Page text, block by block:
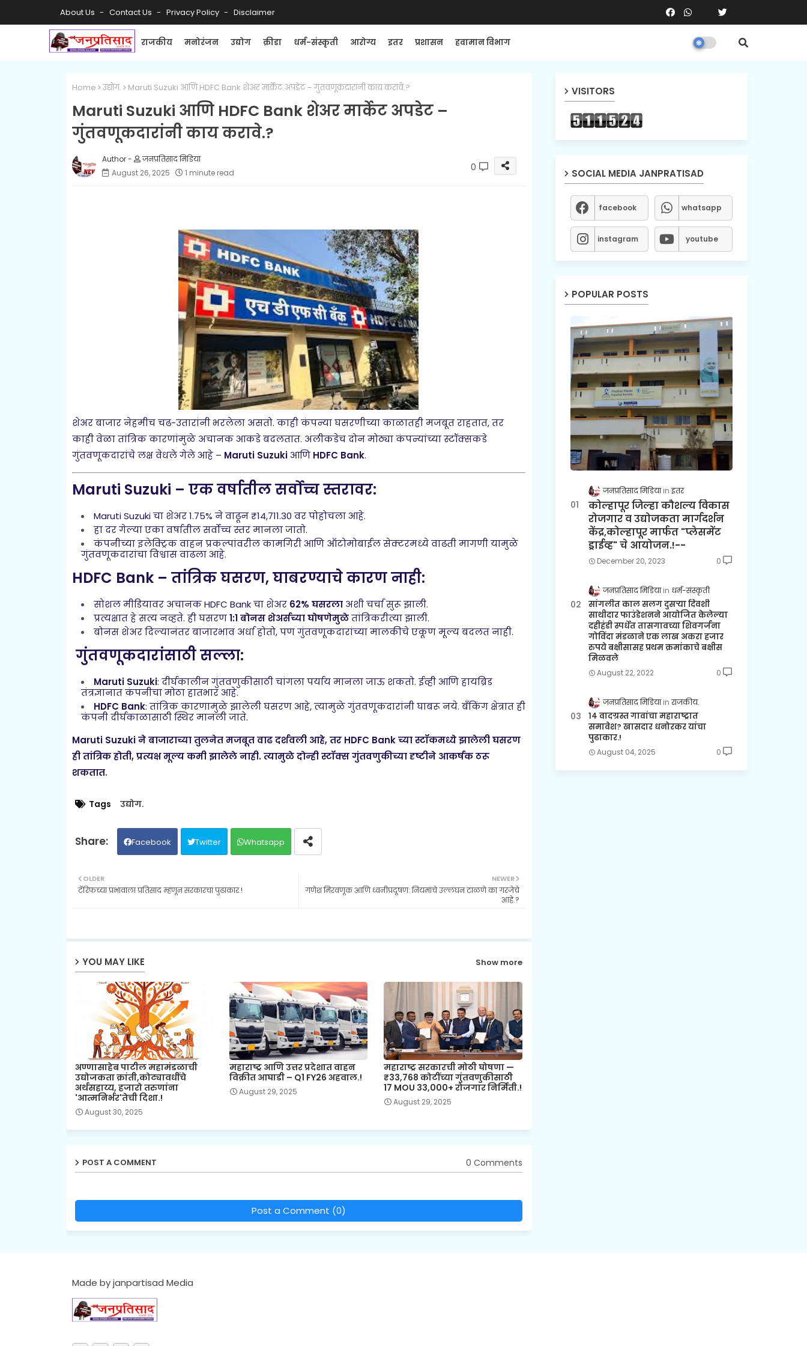
About Us Contact Us Privacy Policy Disclaimer
राजकीय मनोरंजन उद्योग क्रीडा धर्म-संस्कृती आरोग्य इतर प्रशासन हवामान विभाग
Home उद्योग. Maruti Suzuki आणि HDFC Bank शेअर मार्केट अपडेट – गुंतवणूकदारांनी काय करावे.?
Maruti Suzuki आणि HDFC Bank शेअर मार्केट अपडेट –
गुंतवणूकदारांनी काय करावे.?
जनप्रतिसाद मिडिया
August 26, 2025
1 minute read 0
शेअर बाजार नेहमीच चढ-उतारांनी भरलेला असतो. काही कंपन्या घसरणीच्या काळातही मजबूत राहतात, तर
काही वेळा तांत्रिक कारणांमुळे अचानक आकडे बदलतात. अलीकडेच दोन मोठ्या कंपन्यांच्या स्टॉक्सकडे
गुंतवणूकदारांचे लक्ष वेधले गेले आहे – Maruti Suzukiआणि HDFC Bank.
Maruti Suzuki – एक वर्षातील सर्वोच्च स्तरावर:
Maruti Suzuki चा शेअर 1.75% ने वाढून ₹14,711.30 वर पोहोचला आहे.
हा दर गेल्या एका वर्षातील सर्वोच्च स्तर मानला जातो.
कंपनीच्या इलेक्ट्रिक वाहन प्रकल्पांवरील कामगिरी आणि ऑटोमोबाईल सेक्टरमध्ये वाढती मागणी यामुळे
गुंतवणूकदारांचा विश्वास वाढला आहे.
HDFC Bank – तांत्रिक घसरण, घाबरण्याचे कारण नाही:
सोशल मीडियावर अचानक HDFC Bank चा शेअर 62% घसरलाअशी चर्चा सुरू झाली.
प्रत्यक्षात हे सत्य नव्हते. ही घसरण1:1 बोनस शेअर्सच्या घोषणेमुळेतांत्रिकरीत्या झाली.
बोनस शेअर दिल्यानंतर बाजारभाव अर्धा होतो, पण गुंतवणूकदारांच्या मालकीचे एकूण मूल्य बदलत नाही.
गुंतवणूकदारांसाठी सल्ला:
Maruti Suzuki: दीर्घकालीन गुंतवणुकीसाठी चांगला पर्याय मानला जाऊ शकतो. ईव्ही आणि हायब्रिड
तंत्रज्ञानात कंपनीचा मोठा हातभार आहे.
HDFC Bank: तांत्रिक कारणामुळे झालेली घसरण आहे, त्यामुळे गुंतवणूकदारांनी घाबरू नये. बँकिंग क्षेत्रात ही
कंपनी दीर्घकाळासाठी स्थिर मानली जाते.
Maruti Suzuki ने बाजाराच्या तुलनेत मजबूत वाढ दर्शवली आहे, तर HDFC Bank च्या स्टॉकमध्ये झालेली घसरण
ही तांत्रिक होती, प्रत्यक्ष मूल्य कमी झालेले नाही. त्यामुळे दोन्ही स्टॉक्स गुंतवणुकीच्या दृष्टीने आकर्षक ठरू
शकतात.
Tags उद्योग.
Facebook Twitter Whatsapp
NEWER
गणेश मिरवणूक आणि ध्वनीप्रदूषण: नियमांचे उल्लंघन टाळणे का गरजेचे
आहे.?
OLDER
टॅरिफच्या प्रभावाला प्रतिसाद म्हणून सरकारचा पुढाकार.!
YOU MAY LIKE Show more
अण्णासाहेब पाटील महामंडळाची
उद्योजकता क्रांती,कोट्यावधींचे
अर्थसहाय्य, हजारो तरुणांना
'आत्मनिर्भर'तेची दिशा.!
August 30, 2025
महाराष्ट्र आणि उत्तर प्रदेशात वाहन
विक्रीत आघाडी – Q1 FY26 अहवाल.!
August 29, 2025
महाराष्ट्र सरकारची मोठी घोषणा —
₹33,768 कोटींच्या गुंतवणुकीसाठी
17 MOU 33,000+ रोजगार निर्मिती.!
August 29, 2025
POST A COMMENT 0 Comments
Post a Comment (0)
VISITORS
SOCIAL MEDIA JANPRATISAD
facebook whatsapp
instagram youtube
POPULAR POSTS
जनप्रतिसाद मिडिया इतर
कोल्हापूर जिल्हा कौशल्य विकास
रोजगार व उद्योजकता मार्गदर्शन
केंद्र,कोल्हापूर मार्फत "प्लेसमेंट
ड्राईव्ह" चे आयोजन.!--
December 20, 2023 0
जनप्रतिसाद मिडिया धर्म-संस्कृती
सांगलीत काल सलग दुसऱ्या दिवशी
साथीदार फाउंडेशनने आयोजित केलेल्या
दहीहंडी स्पर्धेत तासगावच्या शिवगर्जना
गोविंदा मंडळाने एक लाख अकरा हजार
रुपये बक्षीसासह प्रथम क्रमांकाचे बक्षीस
मिळवले
August 22, 2022 0
जनप्रतिसाद मिडिया राजकीय.
१४ वादग्रस्त गावांचा महाराष्ट्रात
समावेश? खासदार धनोरकर यांचा
पुढाकार.!
August 04, 2025 0
Made by janpartisad Media